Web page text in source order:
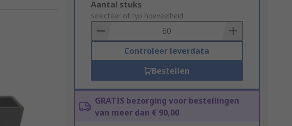
Add
to
Basket
Aantal stuks
selecteer of typ hoeveelheid
Controleer leverdata
Bestellen
GRATIS bezorging voor bestellingen
van meer dan € 90,00